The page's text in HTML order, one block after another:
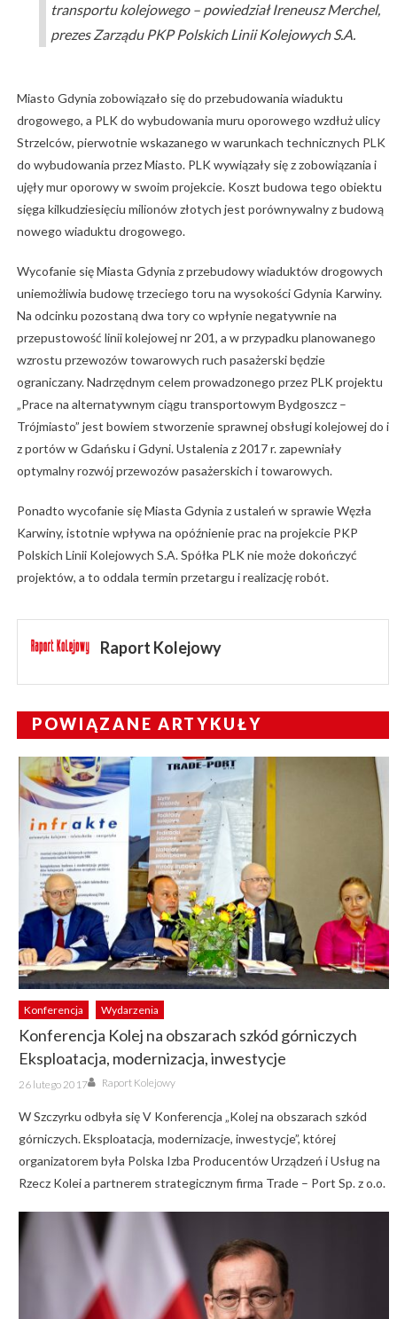
transportu kolejowego – powiedział Ireneusz Merchel,
prezes Zarządu PKP Polskich Linii Kolejowych S.A.
Miasto Gdynia zobowiązało się do przebudowania wiaduktu
drogowego, a PLK do wybudowania muru oporowego wzdłuż ulicy
Strzelców, pierwotnie wskazanego w warunkach technicznych PLK
do wybudowania przez Miasto. PLK wywiązały się z zobowiązania i
ujęły mur oporowy w swoim projekcie. Koszt budowa tego obiektu
sięga kilkudziesięciu milionów złotych jest porównywalny z budową
nowego wiaduktu drogowego.
Wycofanie się Miasta Gdynia z przebudowy wiaduktów drogowych
uniemożliwia budowę trzeciego toru na wysokości Gdynia Karwiny.
Na odcinku pozostaną dwa tory co wpłynie negatywnie na
przepustowość linii kolejowej nr 201, a w przypadku planowanego
wzrostu przewozów towarowych ruch pasażerski będzie
ograniczany. Nadrzędnym celem prowadzonego przez PLK projektu
„Prace na alternatywnym ciągu transportowym Bydgoszcz –
Trójmiasto” jest bowiem stworzenie sprawnej obsługi kolejowej do i
z portów w Gdańsku i Gdyni. Ustalenia z 2017 r. zapewniały
optymalny rozwój przewozów pasażerskich i towarowych.
Ponadto wycofanie się Miasta Gdynia z ustaleń w sprawie Węzła
Karwiny, istotnie wpływa na opóźnienie prac na projekcie PKP
Polskich Linii Kolejowych S.A. Spółka PLK nie może dokończyć
projektów, a to oddala termin przetargu i realizację robót.
Raport Kolejowy
POWIĄZANE ARTYKUŁY
Konferencja Wydarzenia
Konferencja Kolej na obszarach szkód górniczych
Eksploatacja, modernizacja, inwestycje
Posted
on
26 lutego 2017 Author
Raport Kolejowy
W Szczyrku odbyła się V Konferencja „Kolej na obszarach szkód
górniczych. Eksploatacja, modernizacje, inwestycje”, której
organizatorem była Polska Izba Producentów Urządzeń i Usług na
Rzecz Kolei a partnerem strategicznym firma Trade – Port Sp. z o.o.